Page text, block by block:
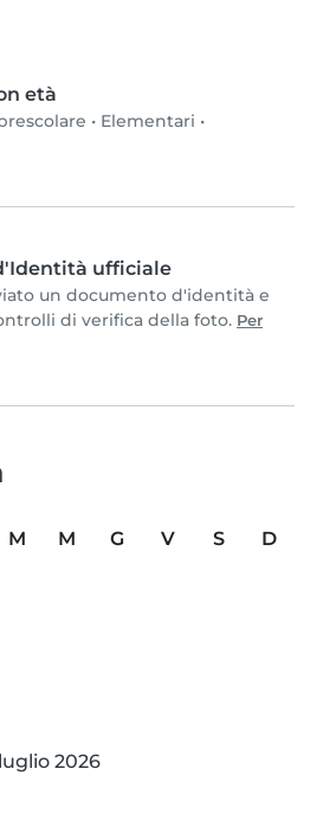
età
• Elementari •
ufficiale
un documento d'identità e
di verifica della foto. Per
M M G V S
D
2026